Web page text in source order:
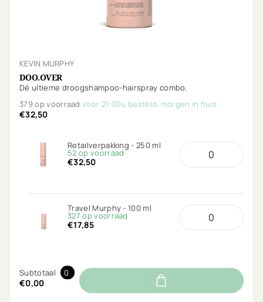
KEVIN MURPHY
DOO.OVER
Dé ultieme droogshampoo-hairspray combo.
379 op voorraadvoor 21:00u besteld, morgen in huis
€32,50
Retailverpakking - 250 ml
52 op voorraad
€32,50
Travel Murphy - 100 ml
327 op voorraad
€17,85
Subtotaal 0
€0,00